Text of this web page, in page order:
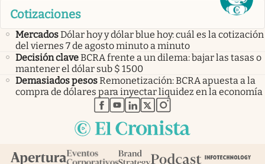
Cotizaciones
MercadosDólar hoy y dólar blue hoy: cuál es la cotización
del viernes 7 de agosto minuto a minuto
Decisión claveBCRA frente a un dilema: bajar las tasas o
mantener el dólar sub $ 1500
Demasiados pesosRemonetización: BCRA apuesta a la
compra de dólares para inyectar liquidez en la economía
abre en nueva pestaña
abre en nueva pestaña
abre en nueva pestaña
abre en nueva pestaña
abre en nueva pestaña